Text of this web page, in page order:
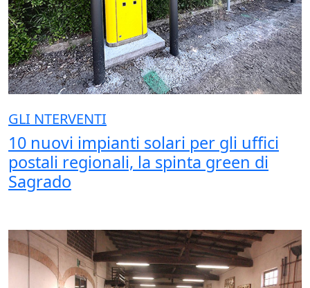
GLI NTERVENTI
10 nuovi impianti solari per gli uffici
postali regionali, la spinta green di
Sagrado